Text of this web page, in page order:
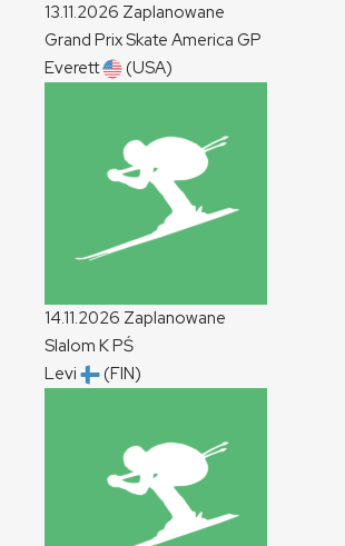
13.11.2026 Zaplanowane
Grand Prix Skate America GP
Everett
(USA)
14.11.2026 Zaplanowane
Slalom KPŚ
Levi
(FIN)